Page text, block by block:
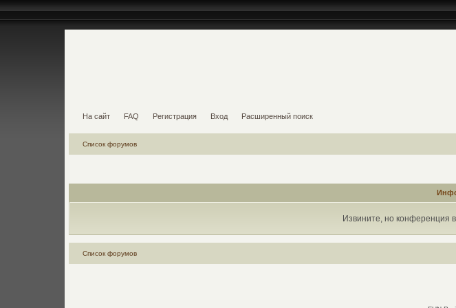
На сайт FAQ Регистрация Вход Расширенный поиск
Список форумов
Извините, но конференция
Список форумов